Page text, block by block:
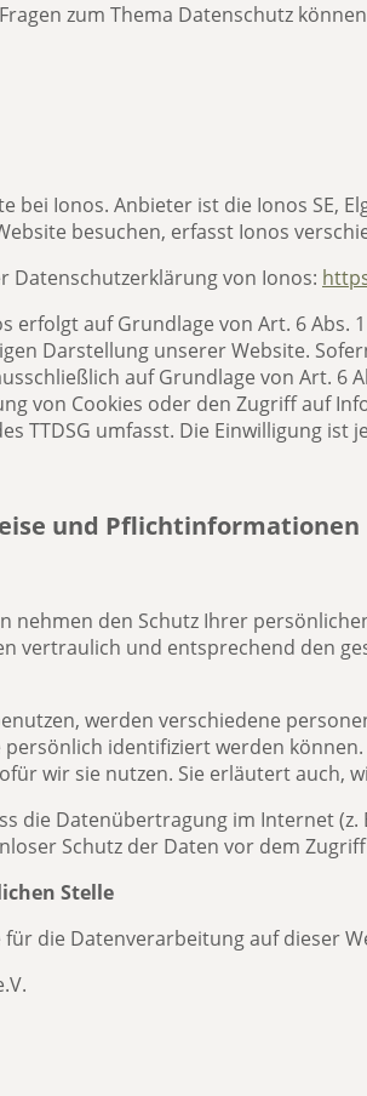
zum Thema Datenschutz
bei Ionos. Anbieter ist die Ionos SE,
besuchen, erfasst Ionos
Datenschutzerklärung von Ionos:
erfolgt auf Grundlage von Art. 6 Abs.
Darstellung unserer Website.
auf Grundlage von Art. 6
von Cookies oder den Zugriff auf
TTDSG umfasst. Die Einwilligung ist
und Pflicht­informationen
nehmen den Schutz Ihrer
vertraulich und entsprechend den
werden verschiedene
persönlich identifiziert werden
wir sie nutzen. Sie erläutert auch,
die Datenübertragung im Internet
Schutz der Daten vor dem
Stelle
die Datenverarbeitung auf dieser